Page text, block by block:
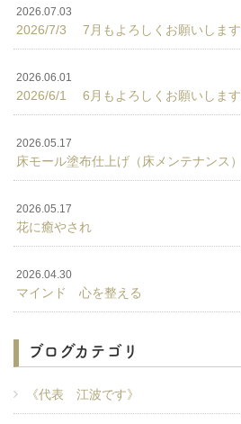
2026.07.03
2026/7/3 7月もよろしくお願いします
2026.06.01
2026/6/1 6月もよろしくお願いします
2026.05.17
床モール塗布仕上げ（床メンテナンス）
2026.05.17
花に癒やされ
2026.04.30
マインド 心を整える
ブログカテゴリ
《代表 江波です》